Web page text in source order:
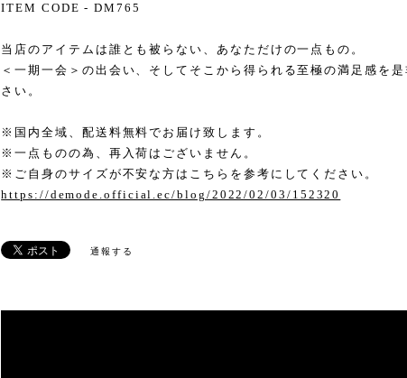
ITEM CODE - DM765
当店のアイテムは誰とも被らない、あなただけの一点もの。
＜一期一会＞の出会い、そしてそこから得られる至極の満足感を
さい。
※国内全域、配送料無料でお届け致します。
※一点ものの為、再入荷はございません。
※ご自身のサイズが不安な方はこちらを参考にしてください。
https://demode.official.ec/blog/2022/02/03/152320
通報する